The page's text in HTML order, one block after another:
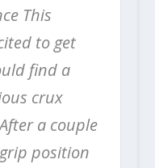
This
to get
find a
crux
a couple
position